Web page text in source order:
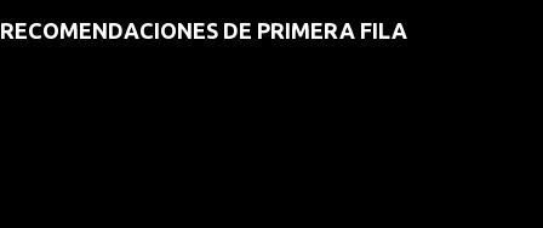
RECOMENDACIONES DE PRIMERA FILA